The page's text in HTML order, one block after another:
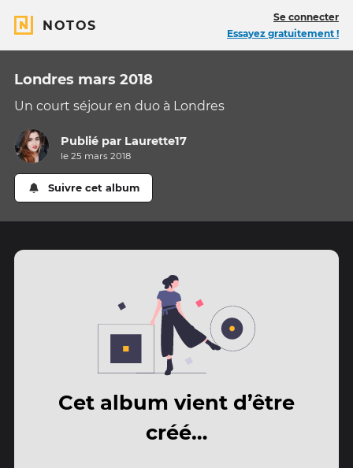
NOTOS
Se connecter
Essayez gratuitement !
Londres mars 2018
Un court séjour en duo à Londres
Publié par Laurette17
le 25 mars 2018
Suivre cet album
Cet album vient d’être
créé…